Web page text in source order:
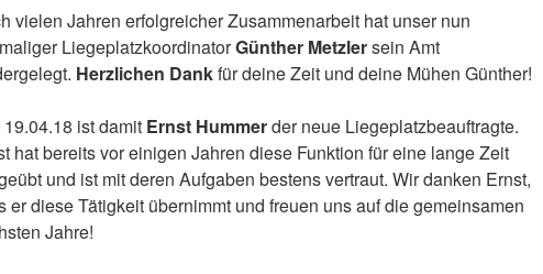
vielen Jahren erfolgreicher Zusammenarbeit hat unser nun
LiegeplatzkoordinatorGünther Metzlersein Amt
Herzlichen Dankfür deine Zeit und deine Mühen Günther!
ist damit Ernst Hummerder neue Liegeplatzbeauftragte.
hat bereits vor einigen Jahren diese Funktion für eine lange Zeit
und ist mit deren Aufgaben bestens vertraut. Wir danken Ernst,
er diese Tätigkeit übernimmt und freuen uns auf die gemeinsamen
Jahre!